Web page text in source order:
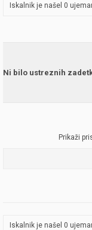
Iskalnik je našel 0
Ni bilo ustreznih
Prikaži
Iskalnik je našel 0